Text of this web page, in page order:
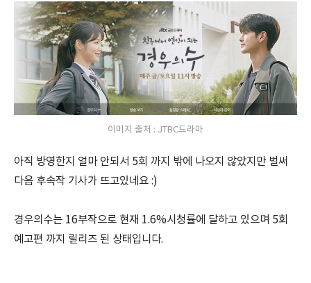
이미지 출처 : JTBC드라마
아직 방영한지 얼마 안되서 5회 까지 밖에 나오지 않았지만 벌써
다음 후속작 기사가 뜨고있네요 :)
경우의수는 16부작으로 현재 1.6%시청률에 달하고 있으며 5회
예고편 까지 릴리즈 된 상태입니다.